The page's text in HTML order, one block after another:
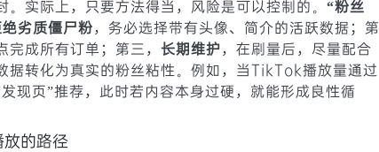
实际上，只要方法得当，风险是可以控制的。 “粉丝
劣质僵尸粉，务必选择带有头像、简介的活跃数据；第
完成所有订单；第三， 长期维护，在刷量后，尽量配合
据转化为真实的粉丝粘性。例如，当TikTok播放量通过
现页”推荐，此时若内容本身过硬，就能形成良性循
的路径